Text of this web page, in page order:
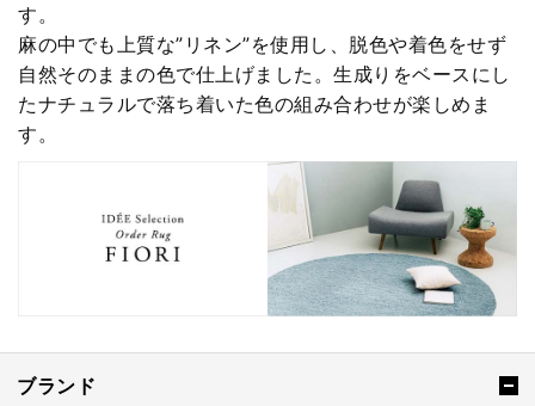
す。
麻の中でも上質な”リネン”を使用し、脱色や着色をせず
自然そのままの色で仕上げました。生成りをベースにし
たナチュラルで落ち着いた色の組み合わせが楽しめま
す。
ブランド